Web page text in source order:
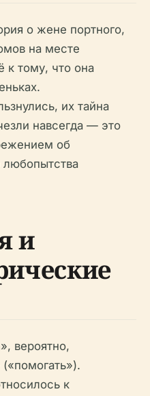
о жене портного,
на месте
к тому, что она
их тайна
навсегда — это
об
любопытства
и
вероятно,
к